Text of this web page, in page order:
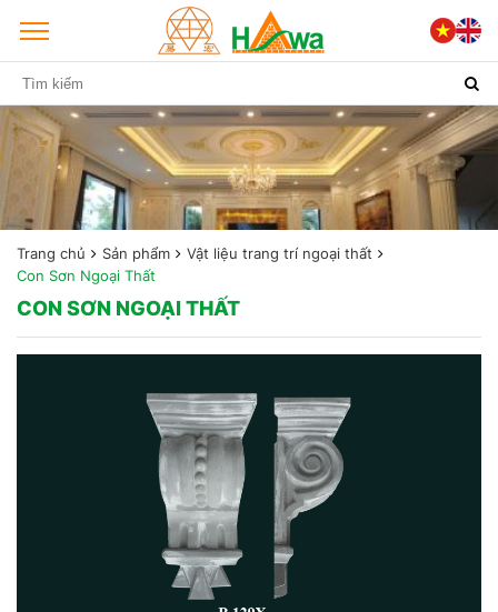
Trang chủ Sản phẩm
Vật liệu trang trí ngoại thất
Con Sơn Ngoại Thất
CON SƠN NGOẠI THẤT